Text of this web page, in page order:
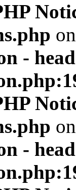
-
-